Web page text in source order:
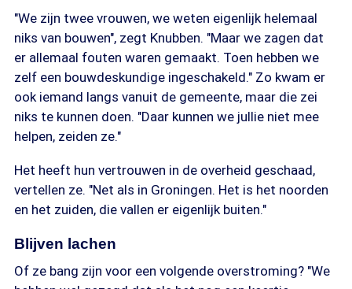
"We zijn twee vrouwen, we weten eigenlijk helemaal
niks van bouwen", zegt Knubben. "Maar we zagen dat
er allemaal fouten waren gemaakt. Toen hebben we
zelf een bouwdeskundige ingeschakeld." Zo kwam er
ook iemand langs vanuit de gemeente, maar die zei
niks te kunnen doen. "Daar kunnen we jullie niet mee
helpen, zeiden ze."
Het heeft hun vertrouwen in de overheid geschaad,
vertellen ze. "Net als in Groningen. Het is het noorden
en het zuiden, die vallen er eigenlijk buiten."
Blijven lachen
Of ze bang zijn voor een volgende overstroming? "We